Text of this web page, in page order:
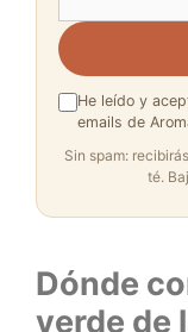
He leído y
emails de
Sin spam:
té.
Dónde
verde de